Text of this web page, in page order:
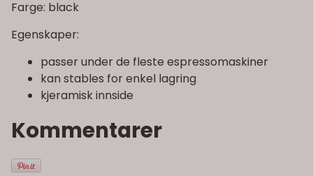
Farge: black
Egenskaper:
passer under de fleste espressomaskiner
kan stables for enkel lagring
kjeramisk innside
Kommentarer